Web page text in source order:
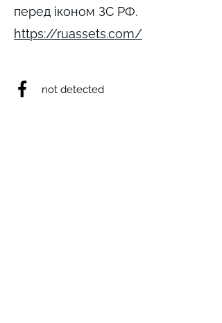
перед іконом ЗС РФ.
https://ruassets.com/
not detected